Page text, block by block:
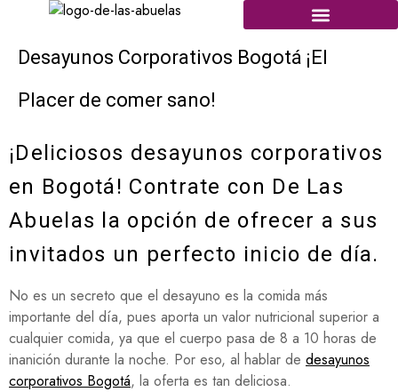
Desayunos Corporativos Bogotá ¡El
Placer de comer sano!
¡Deliciosos desayunos corporativos
en Bogotá! Contrate con De Las
Abuelas la opción de ofrecer a sus
invitados un perfecto inicio de día.
No es un secreto que el desayuno es la comida más
importante del día, pues aporta un valor nutricional superior a
cualquier comida, ya que el cuerpo pasa de 8 a 10 horas de
inanición durante la noche. Por eso, al hablar de desayunos
corporativos Bogotá, la oferta es tan deliciosa.